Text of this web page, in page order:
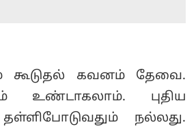
கூடுதல் கவனம் தேவை.
உண்டாகலாம். புதிய
நல்லது.